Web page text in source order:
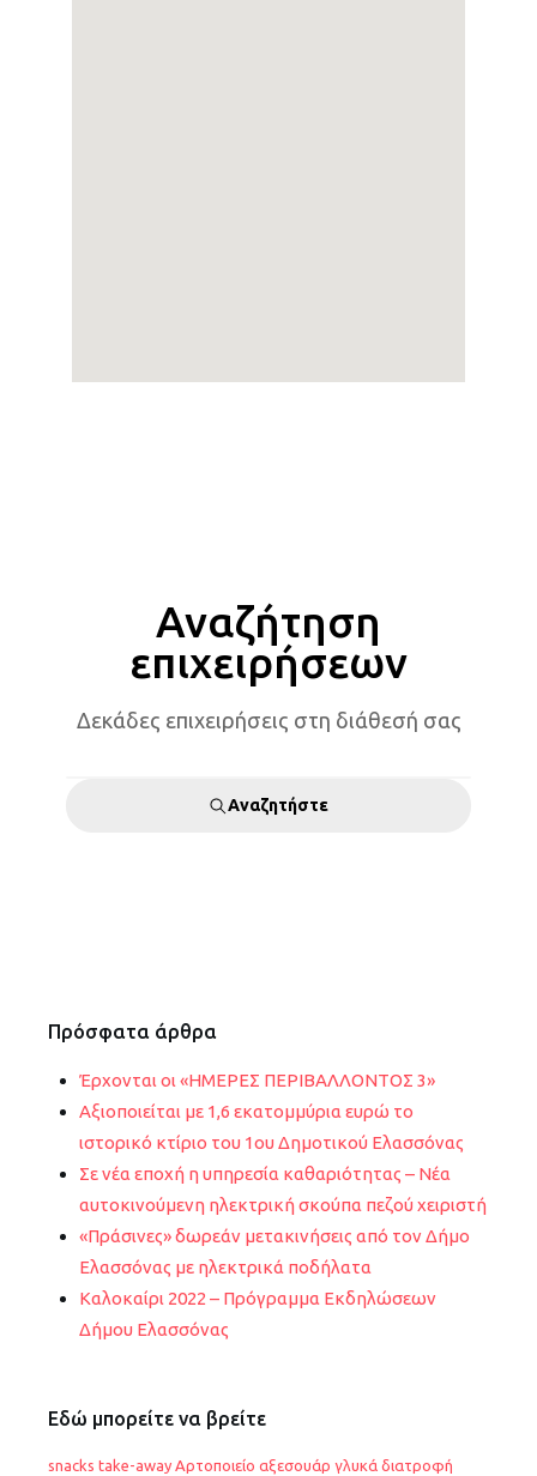
Αναζήτηση
επιχειρήσεων
Δεκάδες επιχειρήσεις στη διάθεσή σας
Αναζητήστε
Πρόσφατα άρθρα
Έρχονται οι «ΗΜΕΡΕΣ ΠΕΡΙΒΑΛΛΟΝΤΟΣ 3»
Αξιοποιείται με 1,6 εκατομμύρια ευρώ το
ιστορικό κτίριο του 1ου Δημοτικού Ελασσόνας
Σε νέα εποχή η υπηρεσία καθαριότητας – Νέα
αυτοκινούμενη ηλεκτρική σκούπα πεζού χειριστή
«Πράσινες» δωρεάν μετακινήσεις από τον Δήμο
Ελασσόνας με ηλεκτρικά ποδήλατα
Καλοκαίρι 2022 – Πρόγραμμα Εκδηλώσεων
Δήμου Ελασσόνας
Εδώ μπορείτε να βρείτε
snacks take-away Αρτοποιείο αξεσουάρ γλυκά διατροφή